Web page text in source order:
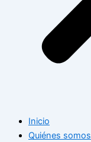
Inicio
Quiénes somos